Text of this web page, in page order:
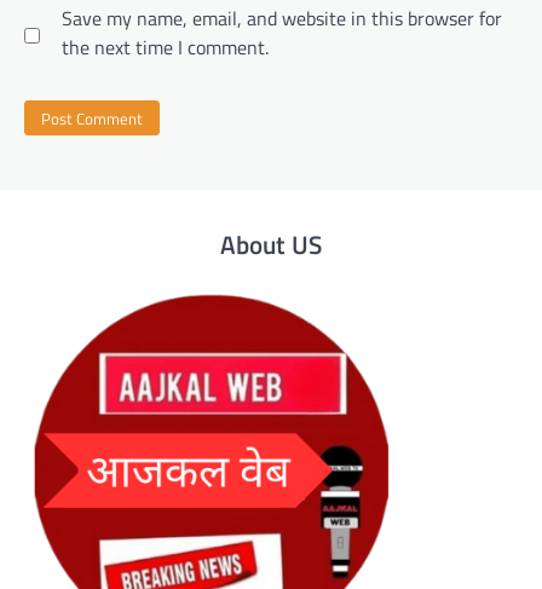
Save my name, email, and website in this browser for
the next time I comment.
About US